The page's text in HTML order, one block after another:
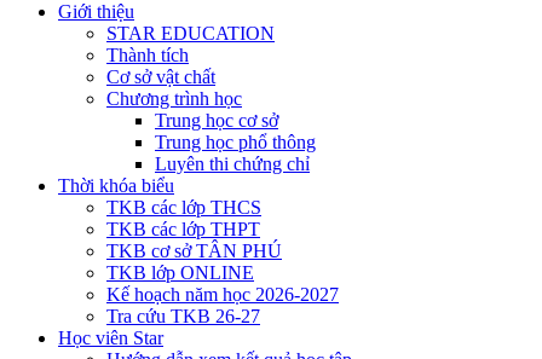
Giới thiệu
STAR EDUCATION
Thành tích
Cơ sở vật chất
Chương trình học
Trung học cơ sở
Trung học phổ thông
Luyên thi chứng chỉ
Thời khóa biểu
TKB các lớp THCS
TKB các lớp THPT
TKB cơ sở TÂN PHÚ
TKB lớp ONLINE
Kế hoạch năm học 2026-2027
Tra cứu TKB 26-27
Học viên Star